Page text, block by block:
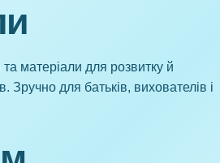
матеріали для розвитку й
Зручно для батьків, вихователів і